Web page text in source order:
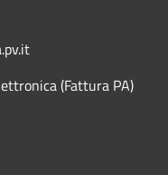
(Fattura PA)